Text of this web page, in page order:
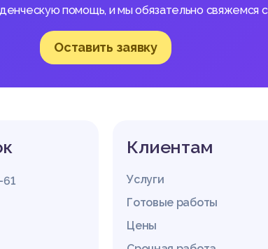
помощь, и мы обязательно свяжемся
Оставить заявку
61
Клиентам
Услуги
Готовые работы
Цены